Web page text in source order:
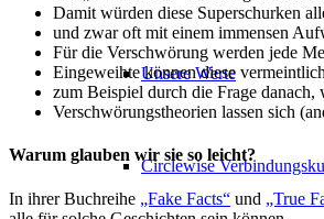
Unsere Werte
Circlewise
Damit würden diese Superschurken
und zwar oft mit einem immensen
Für die Verschwörung werden jede
Eingeweihte können diese
zum Beispiel durch die Frage
Verschwörungstheorien lassen sich
Warum glauben wir sie so leicht?
In ihrer Buchreihe „Fake Facts“ und „True